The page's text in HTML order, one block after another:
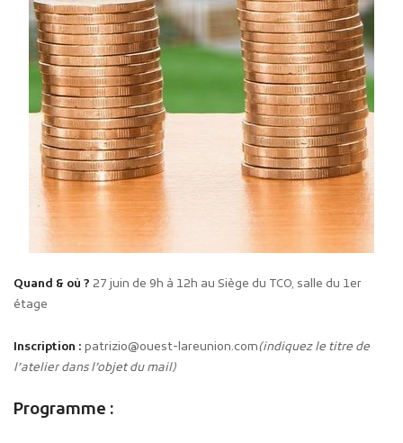
Quand & où ? 27 juin de 9h à 12h au Siège du TCO, salle du 1er
étage
Inscription : patrizio@ouest-lareunion.com(indiquez le titre de
l’atelier dans l’objet du mail)
Programme :